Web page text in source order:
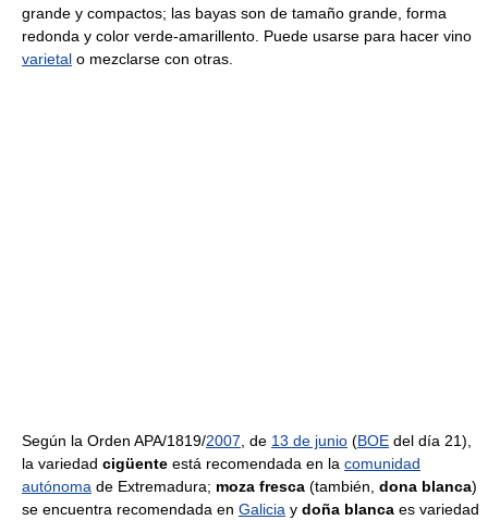
grande y compactos; las bayas son de tamaño grande, forma
redonda y color verde-amarillento. Puede usarse para hacer vino
varietal o mezclarse con otras.
Según la Orden APA/1819/2007 , de 13 de junio (BOE del día 21),
la variedad cigüente está recomendada en la comunidad
autónoma de Extremadura; moza fresca (también, dona blanca)
se encuentra recomendada en Galicia y doña blanca es variedad